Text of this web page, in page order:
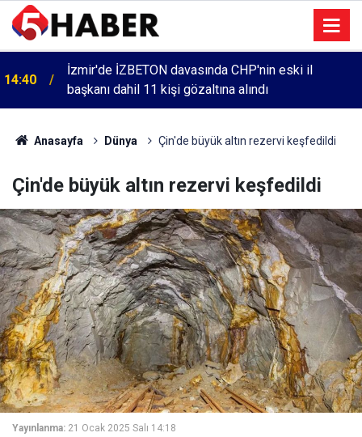
14:40
İzmir'de İZBETON davasında CHP'nin eski il
başkanı dahil 11 kişi gözaltına alındı
Anasayfa Dünya Çin'de büyük altın rezervi keşfedildi
Çin'de büyük altın rezervi keşfedildi
Yayınlanma: 21 Ocak 2025 Salı 14:18